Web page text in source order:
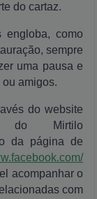
do cartaz.
como
sempre
uma pausa e
amigos.
do website
do Mirtilo
da página de
acompanhar o
com